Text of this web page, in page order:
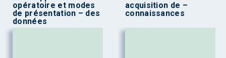
opératoire et modes
de présentation – des
données
acquisition de –
connaissances